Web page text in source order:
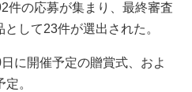
件の応募が集まり、最終審査
して23件が選出された。
に開催予定の贈賞式、およ
。